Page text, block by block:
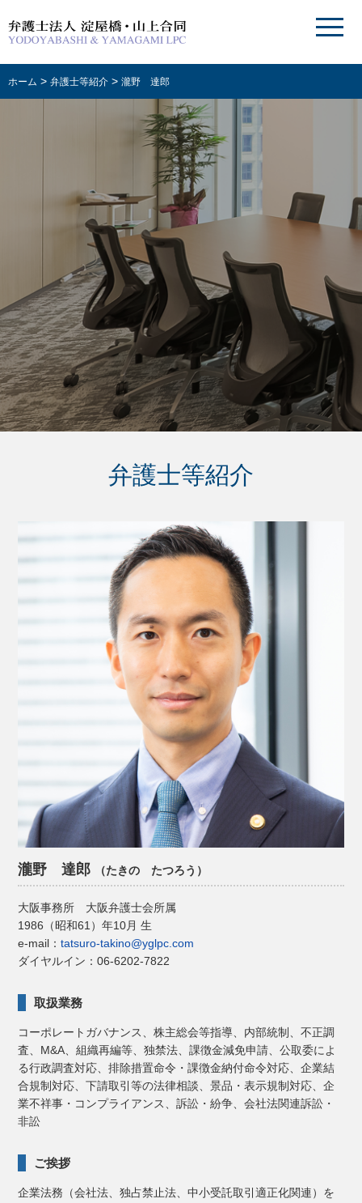
ホーム > 弁護士等紹介 > 瀧野 達郎
弁護士等紹介
瀧野 達郎 （たきの たつろう）
大阪事務所 大阪弁護士会所属
1986（昭和61）年10月生
e-mail：tatsuro-takino@yglpc.com
ダイヤルイン：06-6202-7822
取扱業務
コーポレートガバナンス、株主総会等指導、内部統制、不正調
査、M&A、組織再編等、独禁法、課徴金減免申請、公取委によ
る行政調査対応、排除措置命令・課徴金納付命令対応、企業結
合規制対応、下請取引等の法律相談、景品・表示規制対応、企
業不祥事・コンプライアンス、訴訟・紛争、会社法関連訴訟・
非訟
ご挨拶
企業法務（会社法、独占禁止法、中小受託取引適正化関連）を